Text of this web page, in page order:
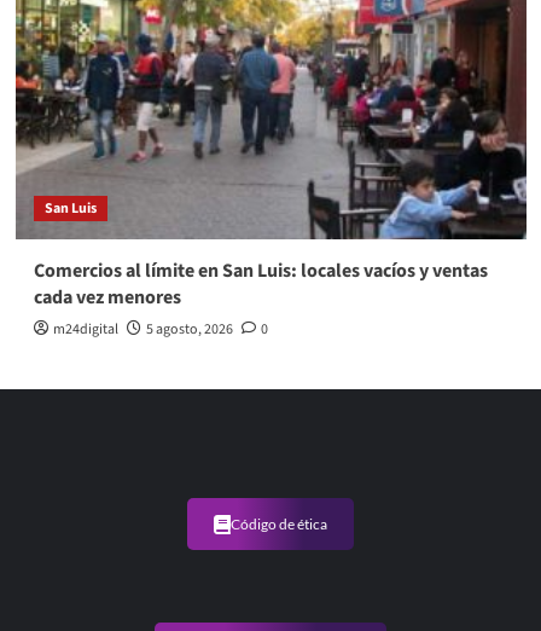
San Luis
Comercios al límite en San Luis: locales vacíos y ventas
cada vez menores
m24digital 5 agosto, 2026 0
Código de ética